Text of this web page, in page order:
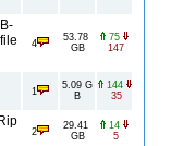
4
53.78
GB
75
147
1
5.09 G
B
144
35
2
29.41
GB
14
5